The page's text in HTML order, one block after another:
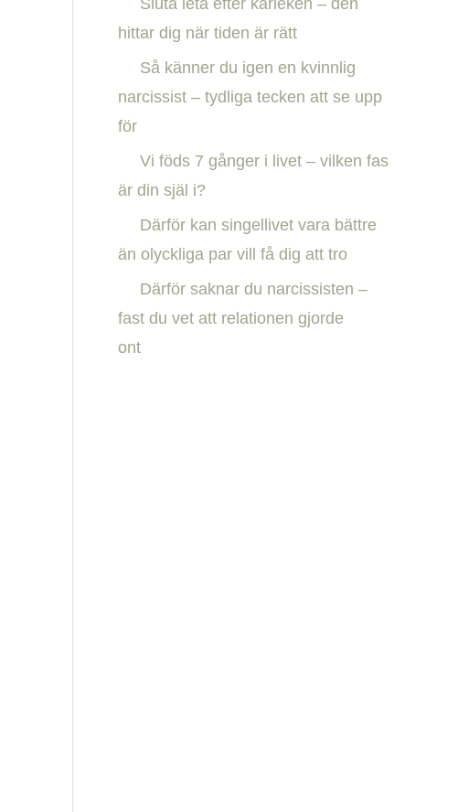
f
r
:
Sluta leta efter kärleken – den
hittar dig när tiden är rätt
Så känner du igen en kvinnlig
narcissist – tydliga tecken att se upp
för
Vi föds 7 gånger i livet – vilken fas
är din själ i?
Därför kan singellivet vara bättre
än olyckliga par vill få dig att tro
Därför saknar du narcissisten –
fast du vet att relationen gjorde
ont